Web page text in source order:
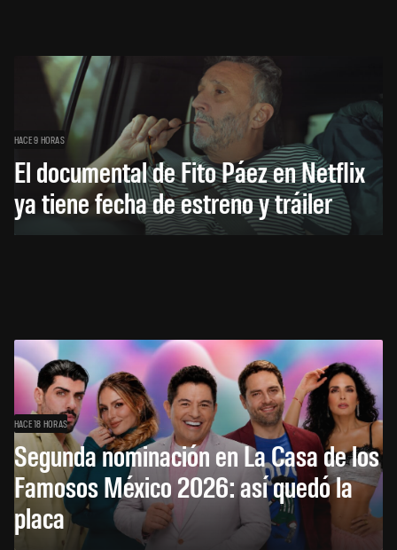
HACE 9 HORAS
El documental de Fito Páez en Netflix
ya tiene fecha de estreno y tráiler
HACE 18 HORAS
Segunda nominación en La Casa de los
Famosos México 2026: así quedó la
placa